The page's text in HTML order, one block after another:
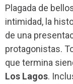
Plagada de
intimidad, la
de una
protagonistas.
que termina
Los Lagos.